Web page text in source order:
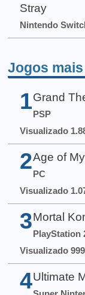
Stray
Nintendo
Jogos
1 Grand
PSP
Visualizado
2 Age of
PC
Visualizado
3 Mortal
PlayStation
Visualizado
4 Ultimate